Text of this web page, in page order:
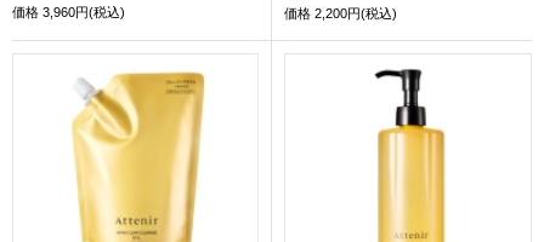
価格 3,960円(税込) 価格 2,200円(税込)